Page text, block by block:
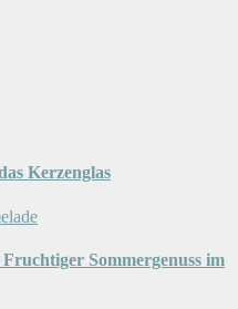
Kerzenglas
Sommergenuss im